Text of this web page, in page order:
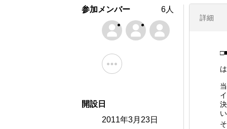
詳細
参加メンバー 6人
開設日
2011年3月23日